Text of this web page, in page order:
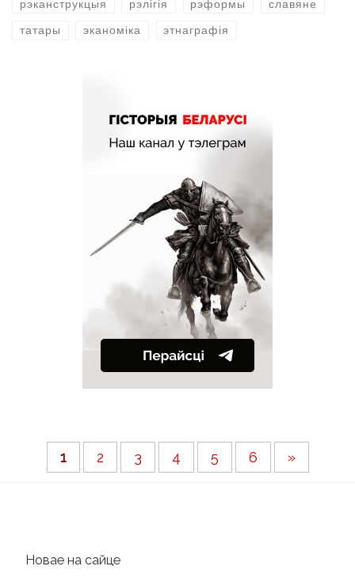
рэканструкцыя рэлігія рэформы славяне
татары эканоміка этнаграфія
1 2 3 4 5 6 »
Новае на сайце